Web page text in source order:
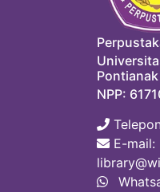
Pontianak
NPP:
E-mail: